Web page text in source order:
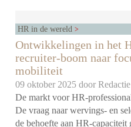
HR in de wereld
Ontwikkelingen in het
recruiter-boom naar
mobiliteit
09 oktober 2025 door
De markt voor HR-
De vraag naar wervings- en
de behoefte aan HR-